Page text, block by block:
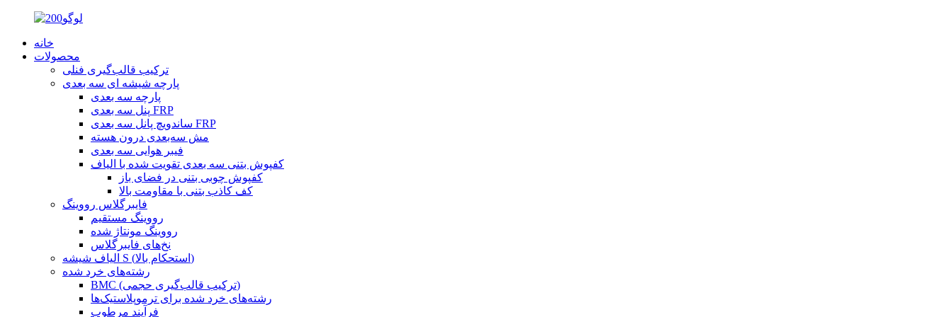
خانه
محصولات
ترکیب قالب‌گیری فنلی
پارچه شیشه ای سه بعدی
پارچه سه بعدی
پنل سه بعدی FRP
ساندویچ پانل سه بعدی FRP
مش سه‌بعدی درون هسته
فیبر هوایی سه بعدی
کفپوش بتنی سه بعدی تقویت شده با الیاف
کفپوش چوبی بتنی در فضای باز
کف کاذب بتنی با مقاومت بالا
فایبرگلاس رووینگ
رووینگ مستقیم
رووینگ مونتاژ شده
نخ‌های فایبرگلاس
الیاف شیشه S (استحکام بالا)
رشته‌های خرد شده
BMC (ترکیب قالب‌گیری حجمی)
رشته‌های خرد شده برای ترموپلاستیک‌ها
فرآیند مرطوب